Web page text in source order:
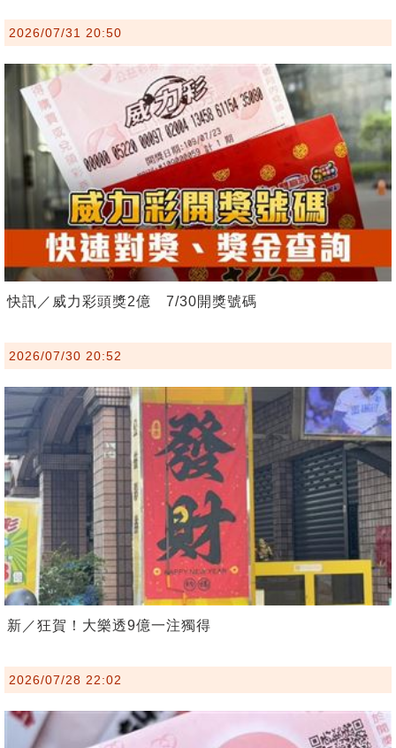
2026/07/31 20:50
快訊／威力彩頭獎2億 7/30開獎號碼
2026/07/30 20:52
新／狂賀！大樂透9億一注獨得
2026/07/28 22:02